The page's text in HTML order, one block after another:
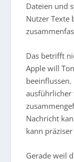
Dateien und
Nutzer Texte
Das betrifft
Apple will
ausführlicher
Nachricht
kann
Gerade weil